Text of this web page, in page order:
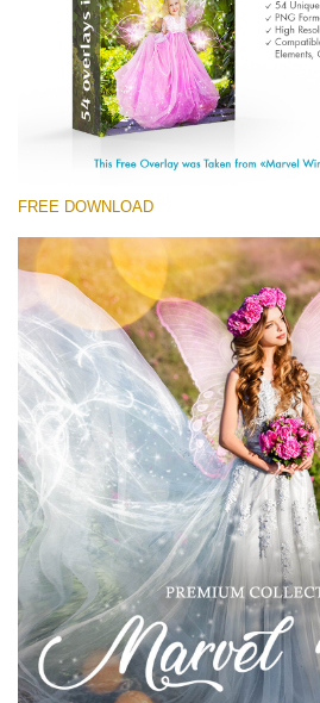
Large 6000*4000px
ดาวน์โหลดฟรี
FREE DOWNLOAD